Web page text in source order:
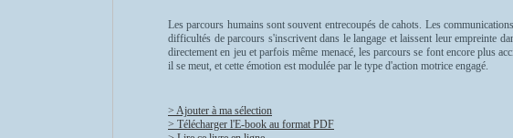
Les parcours humains sont souvent entrecoupés de cahots. Les
difficultés de parcours s'inscrivent dans le langage et laissent leur empreinte
directement en jeu et parfois même menacé, les parcours se font encore plus
il se meut, et cette émotion est modulée par le type d'action motrice engagé.
> Ajouter à ma sélection
> Télécharger l'E-book au format PDF